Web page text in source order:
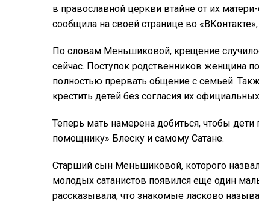
в православной церкви втайне от их
сообщила на своей странице во
По словам Меньшиковой, крещение
сейчас. Поступок родственников женщина
полностью прервать общение с семьей.
крестить детей без согласия их
Теперь мать намерена добиться, чтобы
помощнику» Блеску и самому Сатане.
Старший сын Меньшиковой, которого
молодых сатанистов появился еще один
рассказывала, что знакомые ласково